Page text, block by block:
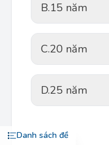
Danh sách đề
B.15 năm
C.20 năm
D.25 năm